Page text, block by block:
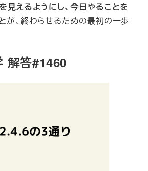
見えるようにし、今日やることを
が、終わらせるための最初の一歩
解答#1460